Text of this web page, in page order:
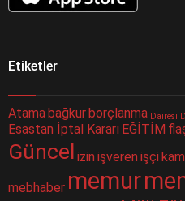
Etiketler
Atamabağkurborçlanma Dairesi
Esastan İptal Kararı EĞİTİM
Güncel izin işveren işçi
mebhaber memur